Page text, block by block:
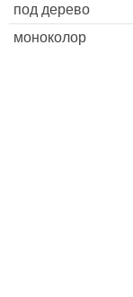
под дерево
моноколор